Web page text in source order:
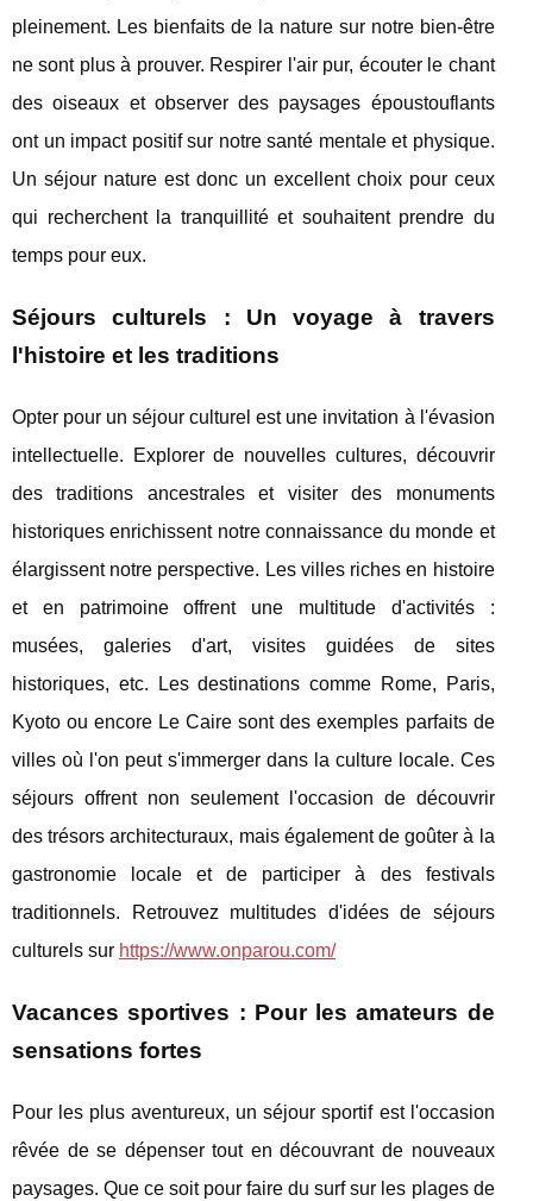
pleinement. Les bienfaits de la nature sur notre bien-être
ne sont plus à prouver. Respirer l'air pur, écouter le chant
des oiseaux et observer des paysages époustouflants
ont un impact positif sur notre santé mentale et physique.
Un séjour nature est donc un excellent choix pour ceux
qui recherchent la tranquillité et souhaitent prendre du
temps pour eux.
Séjours culturels : Un voyage à travers
l'histoire et les traditions
Opter pour un séjour culturel est une invitation à l'évasion
intellectuelle. Explorer de nouvelles cultures, découvrir
des traditions ancestrales et visiter des monuments
historiques enrichissent notre connaissance du monde et
élargissent notre perspective. Les villes riches en histoire
et en patrimoine offrent une multitude d'activités :
musées, galeries d'art, visites guidées de sites
historiques, etc. Les destinations comme Rome, Paris,
Kyoto ou encore Le Caire sont des exemples parfaits de
villes où l'on peut s'immerger dans la culture locale. Ces
séjours offrent non seulement l'occasion de découvrir
des trésors architecturaux, mais également de goûter à la
gastronomie locale et de participer à des festivals
traditionnels. Retrouvez multitudes d'idées de séjours
culturels sur https://www.onparou.com/
Vacances sportives : Pour les amateurs de
sensations fortes
Pour les plus aventureux, un séjour sportif est l'occasion
rêvée de se dépenser tout en découvrant de nouveaux
paysages. Que ce soit pour faire du surf sur les plages de